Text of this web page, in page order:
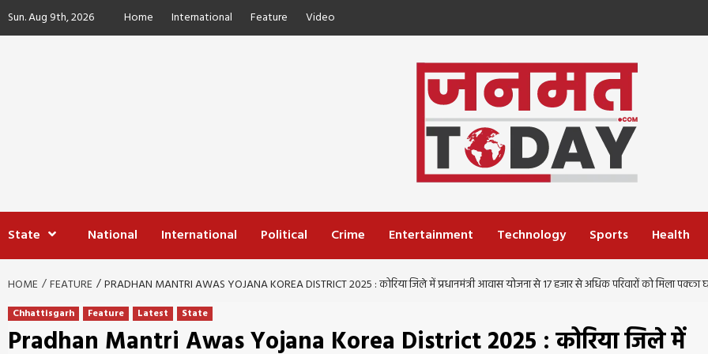
Skip
toSun. Aug 9th, 2026 Home International Feature Video
State National International Political Crime Entertainment Technology Sports Health
HOME FEATURE PRADHAN MANTRI AWAS YOJANA KOREA DISTRICT 2025 : कोरिया जिले में प्रधानमंत्री आवास योजना से 17 हजार से अधिक परिवारों को मिला पक्का
Chhattisgarh Feature Latest State
Pradhan Mantri Awas Yojana Korea District 2025 : कोरिया जिले में